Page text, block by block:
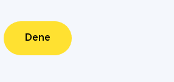
Dene